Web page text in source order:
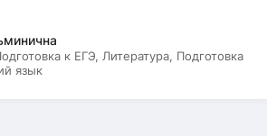
к ЕГЭ, Литература, Подготовка
язык